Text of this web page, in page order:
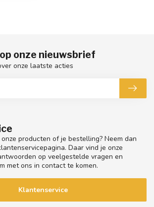
producten of je bestelling? Neem dan
Daar vind je onze
op veelgestelde vragen en
met ons in contact te komen.
Klantenservice
onze nieuwsbrief
onze laatste acties